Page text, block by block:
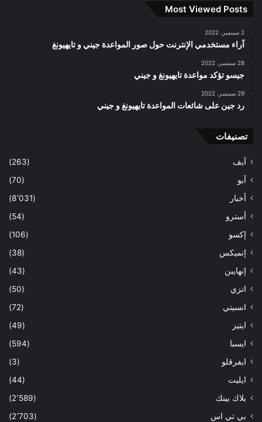
Most Viewed Posts
2 سبتمبر، 2022
آراء مستخدمي الإنترنت حول صور المواعدة جيني و تايهيونغ
28 سبتمبر، 2022
جيسو تؤكد مواعدة تايهيونغ و جيني
29 سبتمبر، 2022
رد جين على شائعات المواعدة تايهيونغ و جيني
تصنيفات
آيف
(263)
آيو
(70)
أخبار
(8٬031)
أسترو
(54)
إكسو
(106)
إنميكس
(38)
إنهايبن
(43)
اتزي
(50)
انسيتي
(72)
ايتيز
(49)
ايسبا
(594)
ايفرقلو
(3)
ايليت
(44)
بلاك بينك
(2٬589)
بي تي اس
(2٬703)